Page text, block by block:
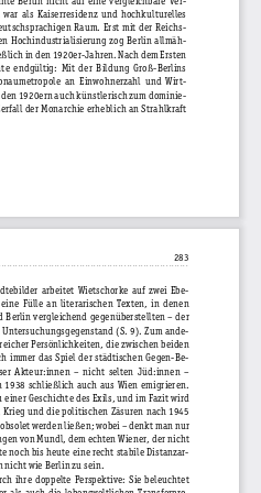
war  als  Kaiserresidenz  und  hochkulturelles
Raum.  Erst  mit  der  Reichs‍
Hochindustrialisierung  zog  Berlin  allmäh‍
in den 1920er-Jahren. Nach dem Ersten
endgültig:  Mit  der  Bildung  Groß-Berlins
an  Einwohnerzahl  und  Wirt‍
1920ern auch künstlerisch zum dominie‍
der Monarchie erheblich an Strahlkraft
283
. . . . . . . . . . . . . . . . . . . . . . . . . . . . . . . . . . . . . . . . . . . . . . . . . . . . . . . . . . . . . . . . . .
arbeitet  Wietschorke  auf  zwei  Ebe‍
Fülle  an  literarischen  Texten,  in  denen
Berlin vergleichend gegenüberstellten – der
(S. 9). Zum ande‍
Persönlichkeiten, die zwischen beiden
immer  das  Spiel  der  städtischen  Gegen-Be‍
Akteur:innen  –  nicht  selten  Jüd:innen  –
1938  schließlich  auch  aus  Wien  emigrieren.
Geschichte des Exils, und im Fazit wird
und die politischen Zäsuren nach 1945
werden ließen; wobei – denkt man nur
von Mundl, dem echten Wiener, der nicht
noch bis heute eine recht stabile Distanzar‍
nicht wie Berlin zu sein.
ihre  doppelte  Perspektive:  Sie  beleuchtet